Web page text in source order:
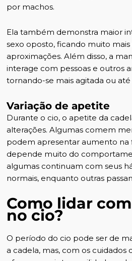
por machos.
Ela também demonstra maior
sexo oposto, ficando muito
aproximações. Além disso, a
interage com pessoas e outros
tornando-se mais agitada ou
Variação de apetite
Durante o cio, o apetite da
alterações. Algumas comem
podem apresentar aumento na
depende muito do
algumas continuam com seus
normais, enquanto outras
Como lidar
no cio?
O período do cio pode ser de
a cadela, mas, com os cuidados